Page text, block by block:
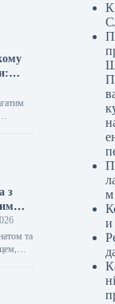
з
та
м
и